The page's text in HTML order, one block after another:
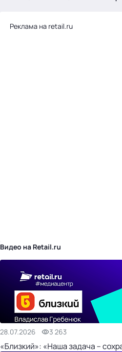
Реклама на retail.ru
Видео на Retail.ru
28.07.2026 3 263
«Близкий»: «Наша задача –